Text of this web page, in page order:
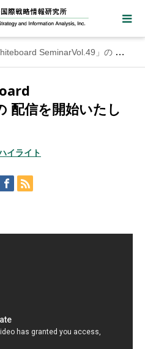
SeminarVol.49」の 配信を開始いたしました！！
配信を開始いたし
イライト